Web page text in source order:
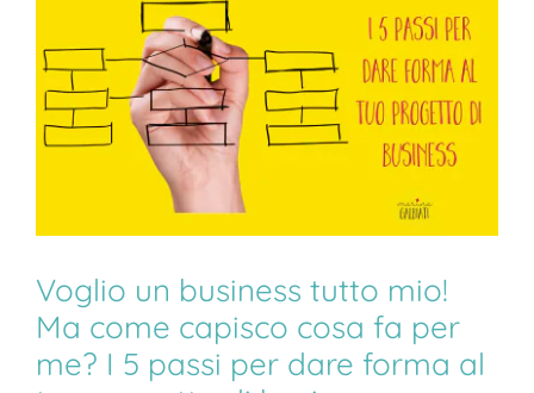
Voglio un business tutto mio!
Ma come capisco cosa fa per
me? I 5 passi per dare forma al